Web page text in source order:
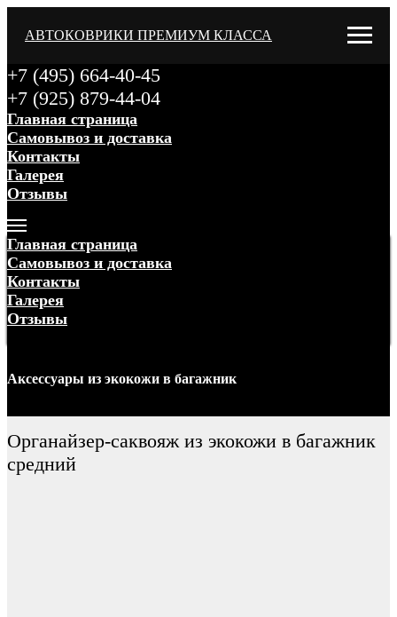
АВТОКОВРИКИ ПРЕМИУМ КЛАССА
+7 (495) 664-40-45
+7 (925) 879-44-04
Главная страница
Самовывоз и доставка
Контакты
Галерея
Отзывы
Главная страница
Самовывоз и доставка
Контакты
Галерея
Отзывы
Аксессуары из экокожи в багажник
Органайзер-саквояж из экокожи в багажник
средний